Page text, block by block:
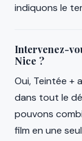
indiquons le
Intervenez-
Nice ?
Oui, Teintée +
dans tout le
pouvons
film en une